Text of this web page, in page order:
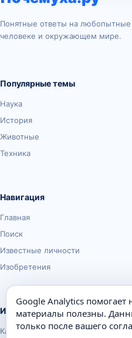
Понятные ответы на
человеке и окружающем мире.
Популярные темы
Наука
История
Животные
Техника
Навигация
Главная
Поиск
Известные личности
Изобретения
Информация
Карта сайта
Google Analytics помогает
материалы полезны.
только после вашего